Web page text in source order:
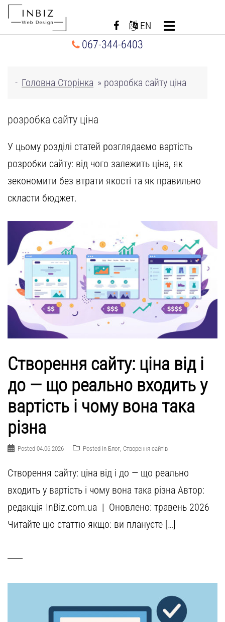
Перейти
EN
067-344-6403
- Головна Сторінка » розробка сайту ціна
розробка сайту ціна
У цьому розділі статей розглядаємо вартість
розробки сайту: від чого залежить ціна, як
зекономити без втрати якості та як правильно
скласти бюджет.
Створення сайту: ціна від і
до — що реально входить у
вартість і чому вона така
різна
Posted 04.06.2026 Posted in Блог, Створення сайтів
Створення сайту: ціна від і до — що реально
входить у вартість і чому вона така різна Автор:
редакція InBiz.com.ua | Оновлено: травень 2026
Читайте цю статтю якщо: ви плануєте […]